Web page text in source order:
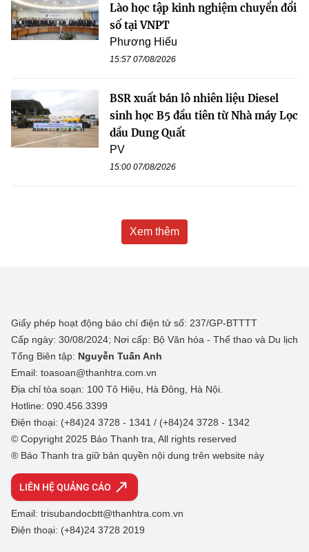
Lào học tập kinh nghiệm chuyển đổi
số tại VNPT
Phương Hiếu
15:57 07/08/2026
BSR xuất bán lô nhiên liệu Diesel
sinh học B5 đầu tiên từ Nhà máy Lọc
dầu Dung Quất
PV
15:00 07/08/2026
Xem thêm
Giấy phép hoạt động báo chí điện tử số: 237/GP-BTTTT
Cấp ngày: 30/08/2024; Nơi cấp: Bộ Văn hóa - Thể thao và Du lịch
Tổng Biên tập: Nguyễn Tuấn Anh
Email: toasoan@thanhtra.com.vn
Địa chỉ tòa soạn: 100 Tô Hiệu, Hà Đông, Hà Nội.
Hotline: 090.456.3399
Điện thoại: (+84)24 3728 - 1341 / (+84)24 3728 - 1342
© Copyright 2025 Báo Thanh tra, All rights reserved
® Báo Thanh tra giữ bản quyền nội dung trên website này
LIÊN HỆ QUẢNG CÁO
Email: trisubandocbtt@thanhtra.com.vn
Điện thoại: (+84)24 3728 2019